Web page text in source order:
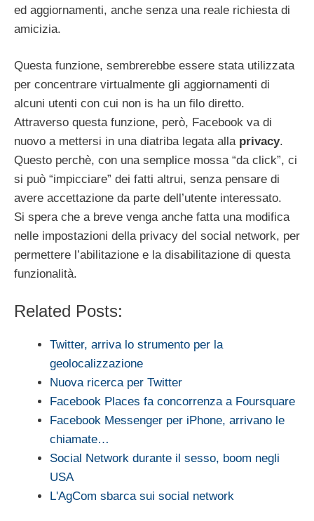
ed aggiornamenti, anche senza una reale richiesta di
amicizia.
Questa funzione, sembrerebbe essere stata utilizzata
per concentrare virtualmente gli aggiornamenti di
alcuni utenti con cui non is ha un filo diretto.
Attraverso questa funzione, però, Facebook va di
nuovo a mettersi in una diatriba legata alla privacy.
Questo perchè, con una semplice mossa “da click”, ci
si può “impicciare” dei fatti altrui, senza pensare di
avere accettazione da parte dell’utente interessato.
Si spera che a breve venga anche fatta una modifica
nelle impostazioni della privacy del social network, per
permettere l’abilitazione e la disabilitazione di questa
funzionalità.
Related Posts:
Twitter, arriva lo strumento per la
geolocalizzazione
Nuova ricerca per Twitter
Facebook Places fa concorrenza a Foursquare
Facebook Messenger per iPhone, arrivano le
chiamate…
Social Network durante il sesso, boom negli
USA
L'AgCom sbarca sui social network